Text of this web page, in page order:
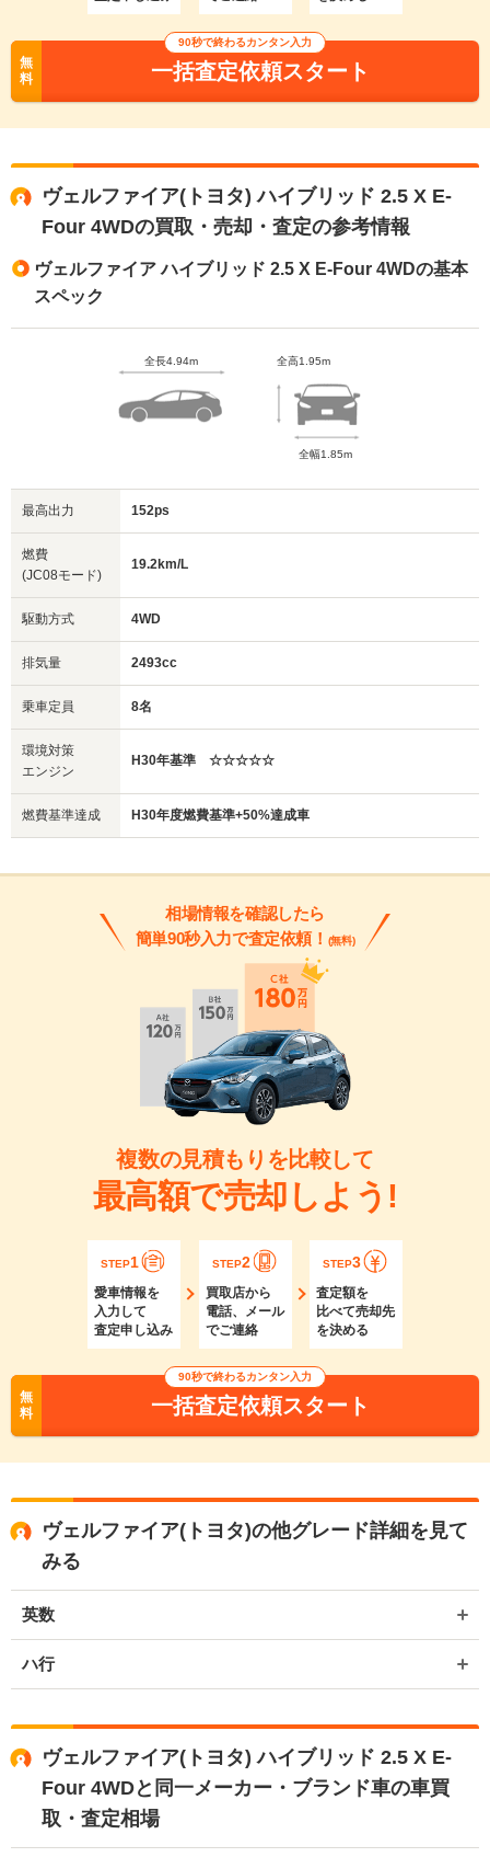
無
料
90秒で終わるカンタン入力
一括査定依頼スタート
ヴェルファイア(トヨタ) ハイブリッド 2.5 X E-
Four 4WDの買取・売却・査定の参考情報
ヴェルファイア ハイブリッド 2.5 X E-Four 4WDの基本
スペック
全長4.94m 全高1.95m
全幅1.85m
最高出力 152ps
燃費
(JC08モード)
19.2km/L
駆動方式 4WD
排気量 2493cc
乗車定員 8名
環境対策
エンジン
H30年基準 ☆☆☆☆☆
燃費基準達成 H30年度燃費基準+50%達成車
相場情報を確認したら
簡単90秒入力で査定依頼！ (無料)
複数の見積もりを比較して
最高額で売却しよう!
STEP1
愛車情報を
入力して
査定申し込み
STEP2
買取店から
電話、メール
でご連絡
STEP3
査定額を
比べて売却先
を決める
無
料
90秒で終わるカンタン入力
一括査定依頼スタート
ヴェルファイア(トヨタ)の他グレード詳細を見て
みる
英数
ハ行
ヴェルファイア(トヨタ) ハイブリッド 2.5 X E-
Four 4WDと同一メーカー・ブランド車の車買
取・査定相場